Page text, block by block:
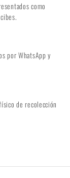
como
por WhatsApp y
de recolección